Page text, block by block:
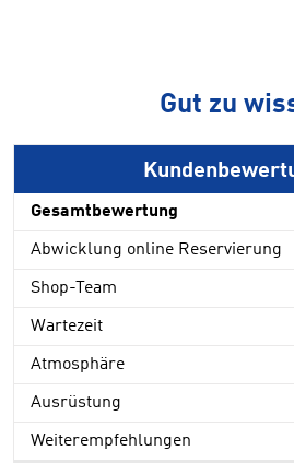
Gut zu
Gesamtbewertung
Abwicklung online Reservierung
Shop-Team
Wartezeit
Atmosphäre
Ausrüstung
Weiterempfehlungen